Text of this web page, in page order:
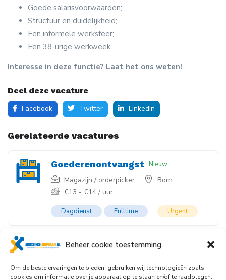
Beheer cookie toestemming
Om de beste ervaringen te bieden, gebruiken wij technologieën zoals
cookies om informatie over je apparaat op te slaan en/of te raadplegen.
Goede salarisvoorwaarden;
Structuur en duidelijkheid;
Een informele werksfeer;
Een 38-urige werkweek.
Interesse in deze functie? Laat het ons weten!
Deel deze vacature
Facebook
Twitter LinkedIn
Gerelateerde vacatures
Goederenontvangst Nieuw
Magazijn / orderpicker
Born
€13 - €14 / uur
Dagdienst Fulltime Urgent
Warehouse Keeper Nieuw
Magazijn / orderpicker
Geleen
€2800-€3200/ maand